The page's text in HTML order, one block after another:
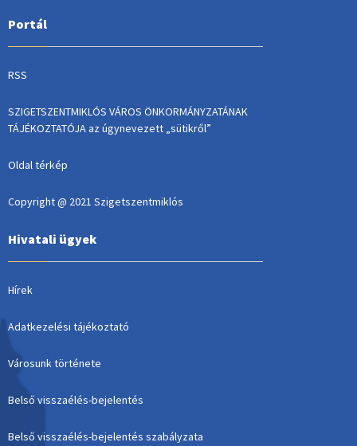
Portál
RSS
SZIGETSZENTMIKLÓS VÁROS ÖNKORMÁNYZATÁNAK
TÁJÉKOZTATÓJA az úgynevezett „sütikről”
Oldal térkép
Copyright @ 2021 Szigetszentmiklós
Hivatali ügyek
Hírek
Adatkezelési tájékoztató
Városunk története
Belső visszaélés-bejelentés
Belső visszaélés-bejelentés szabályzata